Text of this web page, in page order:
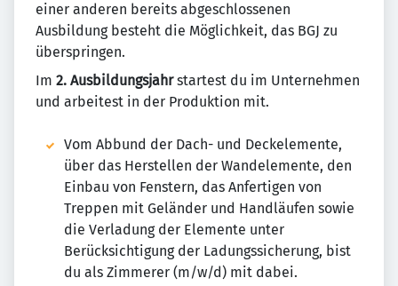
einer anderen bereits abgeschlossenen
Ausbildung besteht die Möglichkeit, das BGJ zu
überspringen.
Im 2. Ausbildungsjahrstartest du im Unternehmen
und arbeitest in der Produktion mit.
Vom Abbund der Dach- und Deckelemente,
über das Herstellen der Wandelemente, den
Einbau von Fenstern, das Anfertigen von
Treppen mit Geländer und Handläufen sowie
die Verladung der Elemente unter
Berücksichtigung der Ladungssicherung, bist
du als Zimmerer (m/w/d) mit dabei.